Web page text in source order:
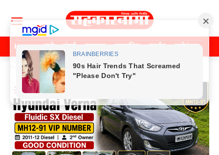
Home पुणे मुंबई महाराष्ट्र राजकीय क्राईम मनोरंजन
Home Previos News